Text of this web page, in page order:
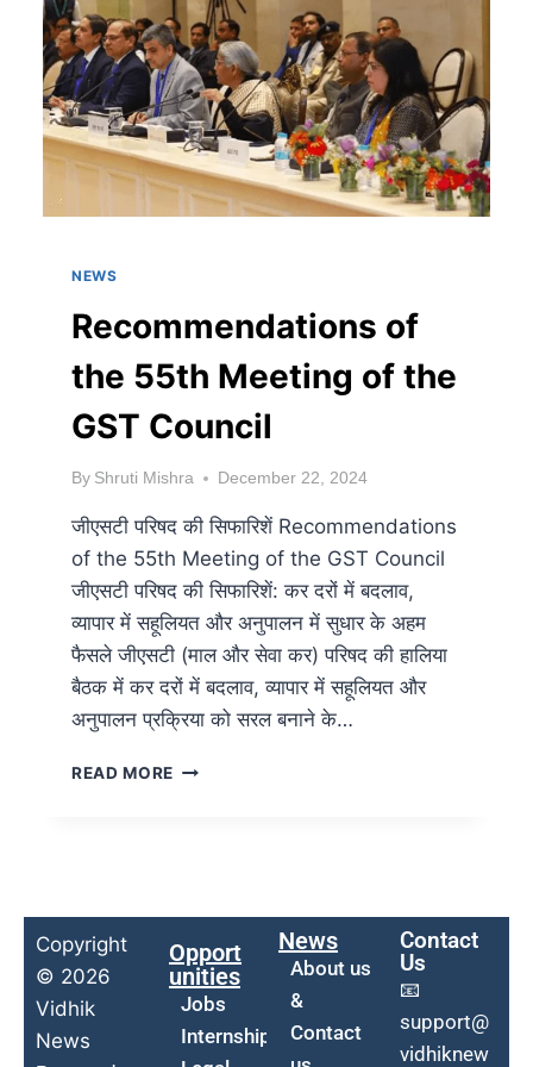
NEWS
Recommendations of
the 55th Meeting of the
GST Council
By Shruti Mishra December 22, 2024
जीएसटी परिषद की सिफारिशें Recommendations
of the 55th Meeting of the GST Council
जीएसटी परिषद की सिफारिशें: कर दरों में बदलाव,
व्यापार में सहूलियत और अनुपालन में सुधार के अहम
फैसले जीएसटी (माल और सेवा कर) परिषद की हालिया
बैठक में कर दरों में बदलाव, व्यापार में सहूलियत और
अनुपालन प्रक्रिया को सरल बनाने के…
READ MORE
Copyright
© 2026
Vidhik
News
Opport
unities
Jobs
Internship
News
About us
&
Contact
Contact
Us
📧
support@
vidhiknew